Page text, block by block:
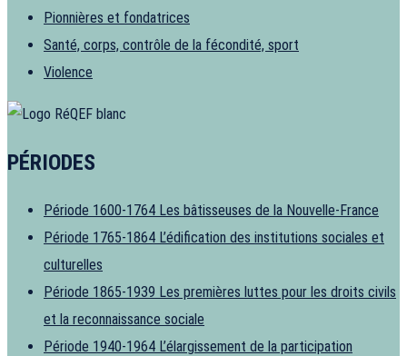
Pionnières et fondatrices
Santé, corps, contrôle de la fécondité, sport
Violence
PÉRIODES
Période 1600-1764 Les bâtisseuses de la Nouvelle-France
Période 1765-1864 L’édification des institutions sociales et
culturelles
Période 1865-1939 Les premières luttes pour les droits civils
et la reconnaissance sociale
Période 1940-1964 L’élargissement de la participation